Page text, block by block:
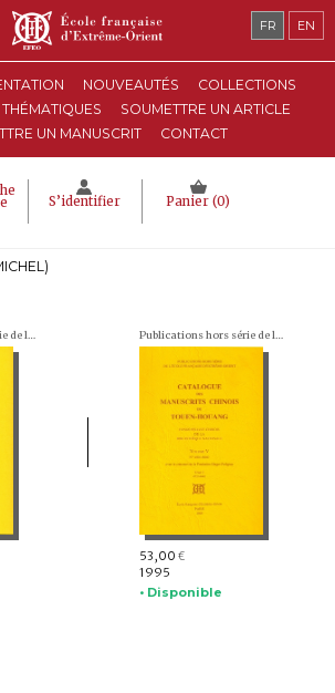
NOUVEAUTÉS
COLLECTIONS
THÉMATIQUES
SOUMETTRE UN ARTICLE
UN MANUSCRIT
CONTACT
S’identifier Panier (0)
FR EN
Publications hors série de l'École française d'Extrême-Orient Publications hors série de l'École française d'Extrême-Orient
53,00 €
1995
• Disponible